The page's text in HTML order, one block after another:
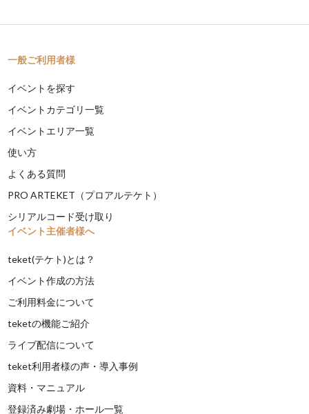
一般ご利用者様
イベントを探す
イベントカテゴリ一覧
イベントエリア一覧
使い方
よくある質問
PRO ARTEKET（プロアルテケト）
シリアルコード受け取り
イベント主催者様へ
teket(テケト)とは？
イベント作成の方法
ご利用料金について
teketの機能ご紹介
ライブ配信について
teket利用者様の声・導入事例
資料・マニュアル
登録済み劇場・ホール一覧